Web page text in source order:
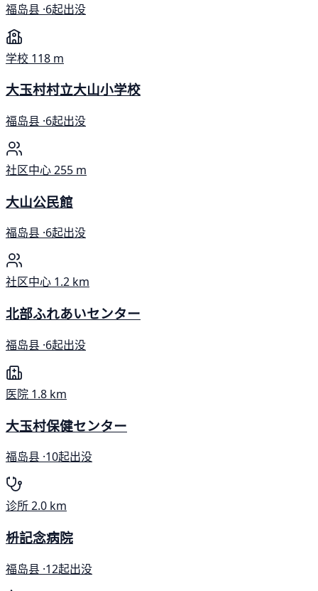
福岛县 ·6起出没
学校 118 m
大玉村村立大山小学校
福岛县 ·6起出没
社区中心255 m
大山公民館
福岛县 ·6起出没
社区中心 1.2 km
北部ふれあいセンター
福岛县 ·6起出没
医院 1.8 km
大玉村保健センター
福岛县 ·10起出没
诊所2.0 km
枡記念病院
福岛县 ·12起出没